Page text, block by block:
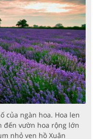
của ngàn hoa. Hoa len
đến vườn hoa rộng lớn
nhỏ ven hồ Xuân